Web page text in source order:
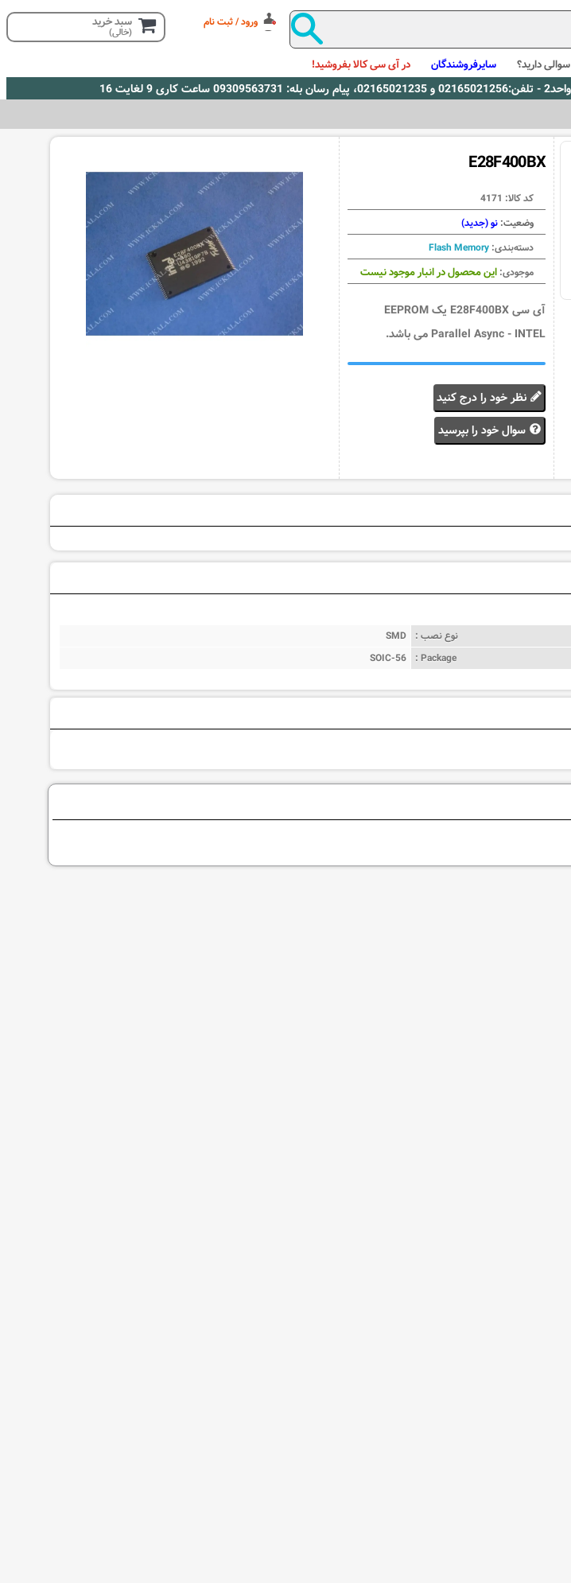
ورود / ثبت نام سبد خرید
(خالی)
سوالی دارید؟ سایرفروشندگان در آی سی کالا بفروشید!
E28F400BX
کد کالا: 4171
وضعیت: نو (جدید)
دسته‌بندی: Flash Memory
موجودی: این محصول در انبار موجود نیست
آی سی E28F400BX یک EEPROM
Parallel Async - INTEL می باشد.
نظر خود را درج کنید
سوال خود را بپرسید
نوع نصب :
SMD
Package :
SOIC-56